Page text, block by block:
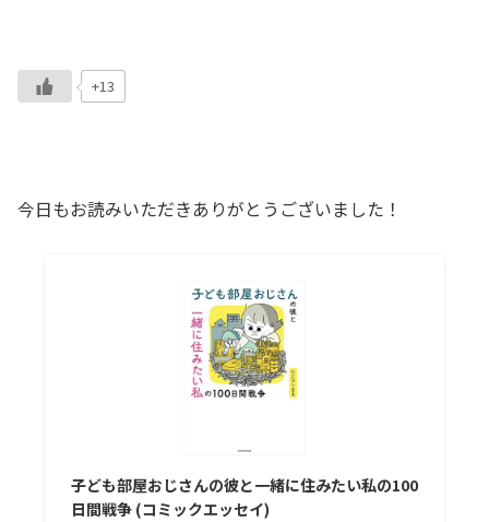
+13
今日もお読みいただきありがとうございました！
子ども部屋おじさんの彼と一緒に住みたい私の100
日間戦争 (コミックエッセイ)